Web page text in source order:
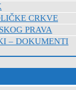
CRKVE
PRAVA
– DOKUMENTI